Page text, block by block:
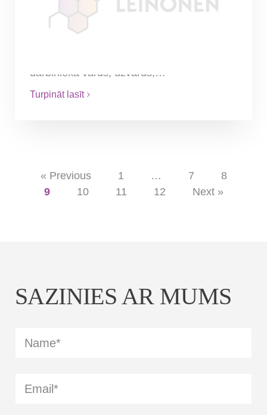
Slēdzot darba līgumus saskaņā ar Latvijas
regulējumu, ir jāņem vērā Darba likuma
darbinieka vārds, uzvārds,…
Turpināt lasīt
« Previous 1 … 7
8
9
10 11 12 Next »
SAZINIES AR MUMS